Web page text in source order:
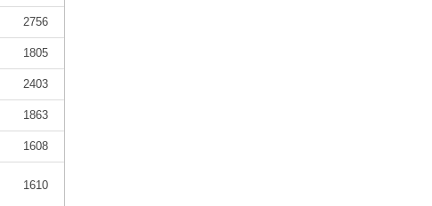
2756
1805
2403
1863
1608
1610